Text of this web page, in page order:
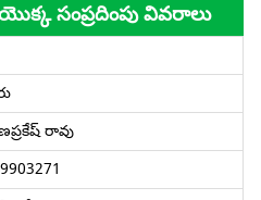
సంప్రదింపు వివరాలు
రావు